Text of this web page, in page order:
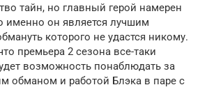
тайн, но главный герой намерен
именно он является лучшим
которого не удастся никому.
премьера 2 сезона все-таки
возможность понаблюдать за
обманом и работой Блэка в паре с